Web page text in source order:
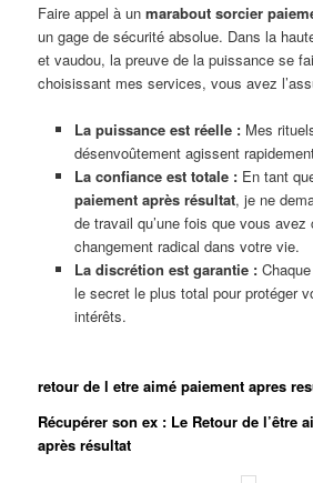
Faire appel à unmarabout sorcier
un gage de sécurité absolue. Dans la
et vaudou, la preuve de la puissance se
choisissant mes services, vous avez
La puissance est réelle :Mes
désenvoûtement agissent
La confiance est totale :En tant
paiement après résultat, je ne
de travail qu’une fois que vous avez
changement radical dans votre vie.
La discrétion est garantie :Chaque
le secret le plus total pour protéger
intérêts.
retour de l etre aimé paiement apres
Récupérer son ex : Le Retour de l’être
après résultat